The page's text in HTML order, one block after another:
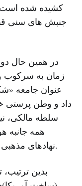
کشیده شده
جنبش های سنی
در همین حال
زمان به سرکوب و
عنوان جامعه
داد و وطن پرستی
سلطه مالکی،
همه جانبه
نهادهای مذهبی با وفاداری های فرقه ای مبدل شدند.
بدین